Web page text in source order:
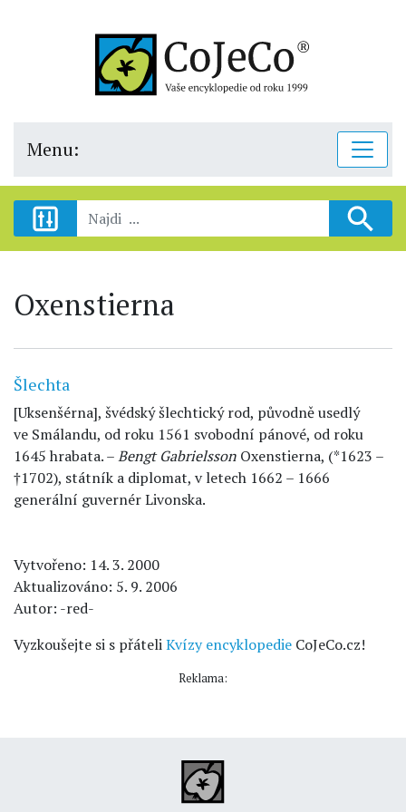
Menu:
Oxenstierna
Šlechta
[Uksenšérna], švédský šlechtický rod, původně usedlý
ve Smálandu, od roku 1561 svobodní pánové, od roku
1645 hrabata. –Bengt Gabrielsson Oxenstierna, (*1623 –
†1702), státník a diplomat, v letech 1662 – 1666
generální guvernér Livonska.
Vytvořeno: 14. 3. 2000
Aktualizováno: 5. 9. 2006
Autor: -red-
Vyzkoušejte si s přáteliKvízy encyklopedie CoJeCo.cz!
Reklama: